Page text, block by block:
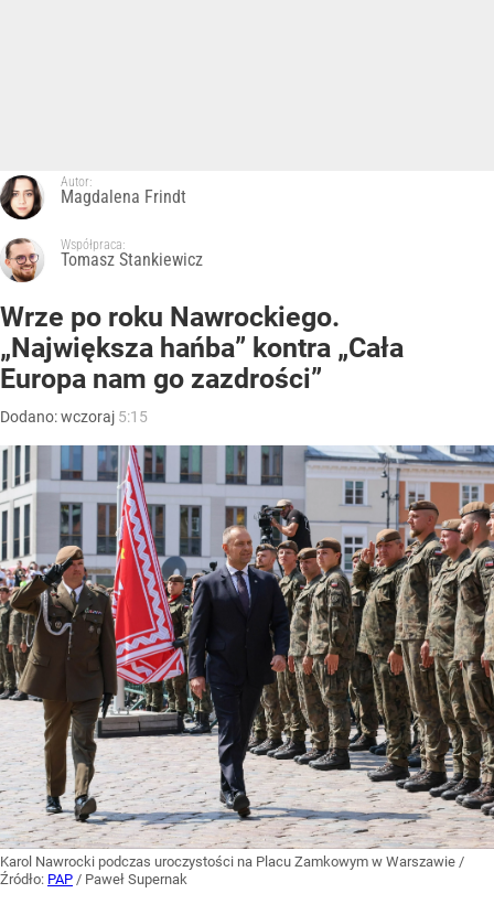
Autor:
Magdalena Frindt
Współpraca:
Tomasz Stankiewicz
Wrze po roku Nawrockiego.
„Największa hańba” kontra „Cała
Europa nam go zazdrości”
Dodano:wczoraj 5:15
Karol Nawrocki podczas uroczystości na Placu Zamkowym w Warszawie /
Źródło: PAP / Paweł Supernak